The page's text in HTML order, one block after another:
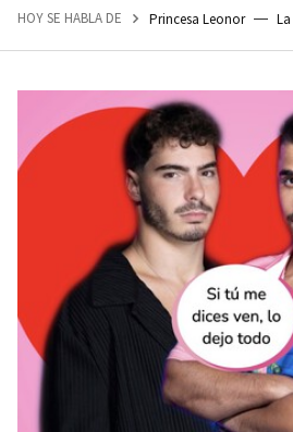
HOY SE HABLA DE Princesa Leonor